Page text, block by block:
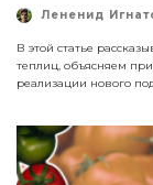
Лененид
В этой статье
теплиц, объясняем
реализации нового